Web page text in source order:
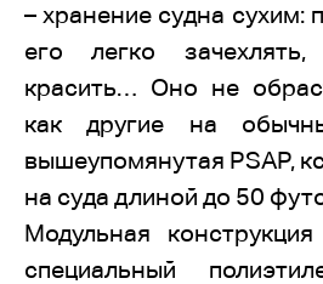
– хранение судна сухим:
его легко зачехлять,
красить… Оно не
как другие на
вышеупомянутая PSAP,
на суда длиной до 50
Модульная
специальный